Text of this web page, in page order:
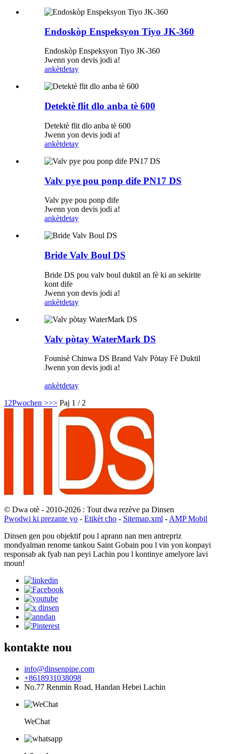
Endoskòp Enspeksyon Tiyo JK-360
Endoskòp Enspeksyon Tiyo JK-360
Jwenn yon devis jodi a!
ankètdetay
Detektè flit dlo anba tè 600
Detektè flit dlo anba tè 600
Jwenn yon devis jodi a!
ankètdetay
Valv pye pou ponp dife PN17 DS
Valv pye pou ponp dife
Jwenn yon devis jodi a!
ankètdetay
Bride Valv Boul DS
Bride DS pou valv boul duktil an fè ki an sekirite
kont dife
Jwenn yon devis jodi a!
ankètdetay
Valv pòtay WaterMark DS
Founisè Chinwa DS Brand Valv Pòtay Fè Duktil
Jwenn yon devis jodi a!
ankètdetay
1 2Pwochen >>> Paj 1 / 2
© Dwa otè - 2010-2026 : Tout dwa rezève pa Dinsen
Pwodwi ki prezante yo - Etikèt cho - Sitemap.xml - AMP Mobil
Dinsen gen pou objektif pou l aprann nan men antrepriz
mondyalman renome tankou Saint Gobain pou l vin yon konpayi
responsab ak fyab nan peyi Lachin pou l kontinye amelyore lavi
moun!
kontakte nou
info@dinsenpipe.com
+8618931038098
No.77 Renmin Road, Handan Hebei Lachin
WeChat